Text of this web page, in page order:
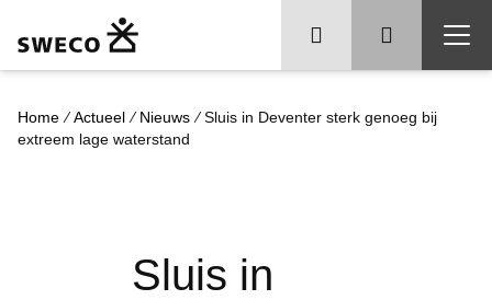
Home / Actueel / Nieuws / Sluis in Deventer sterk genoeg bij
extreem lage waterstand
Sluis in